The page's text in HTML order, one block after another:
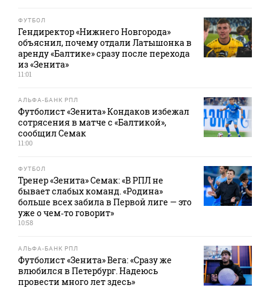
ФУТБОЛ
Гендиректор «Нижнего Новгорода»
объяснил, почему отдали Латышонка в
аренду «Балтике» сразу после перехода
из «Зенита»
11:01
АЛЬФА-БАНК РПЛ
Футболист «Зенита» Кондаков избежал
сотрясения в матче с «Балтикой»,
сообщил Семак
11:00
ФУТБОЛ
Тренер «Зенита» Семак: «В РПЛ не
бывает слабых команд. «Родина»
больше всех забила в Первой лиге — это
уже о чем‑то говорит»
10:58
АЛЬФА-БАНК РПЛ
Футболист «Зенита» Вега: «Сразу же
влюбился в Петербург. Надеюсь
провести много лет здесь»